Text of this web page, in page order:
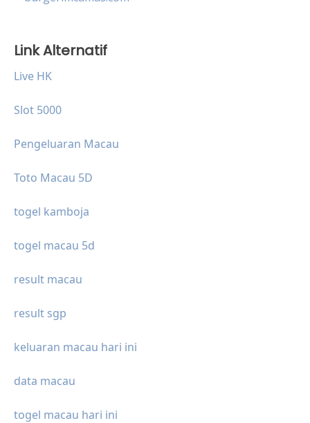
Link Alternatif
Live HK
Slot 5000
Pengeluaran Macau
Toto Macau 5D
togel kamboja
togel macau 5d
result macau
result sgp
keluaran macau hari ini
data macau
togel macau hari ini